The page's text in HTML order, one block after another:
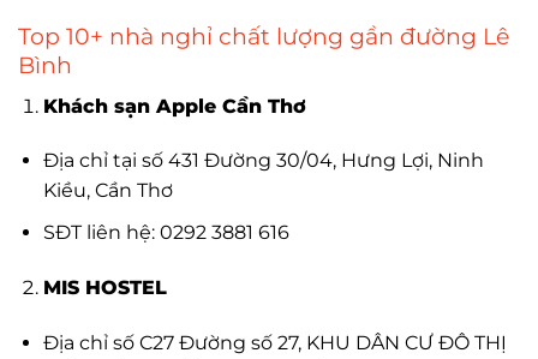
Top 10+ nhà nghỉ chất lượng gần đường Lê
Bình
Khách sạn Apple Cần Thơ
Địa chỉ tại số 431 Đường 30/04, Hưng Lợi, Ninh
Kiều, Cần Thơ
SĐT liên hệ: 0292 3881 616
MIS HOSTEL
Địa chỉ số C27 Đường số 27, KHU DÂN CƯ ĐÔ THỊ